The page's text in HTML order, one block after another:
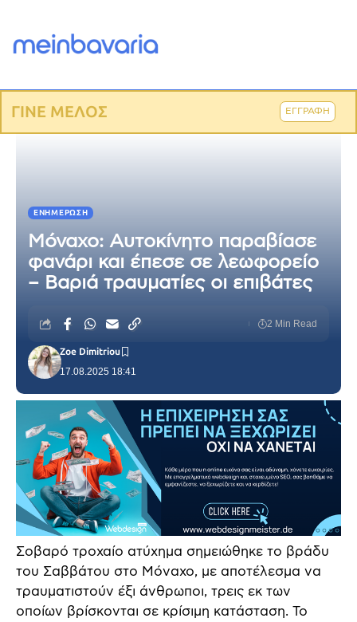
ΓΙΝΕ ΜΕΛΟΣ ΕΓΓΡΑΦΗ
ΕΝΗΜΈΡΩΣΗ
Μόναχο: Αυτοκίνητο παραβίασε
φανάρι και έπεσε σε λεωφορείο
– Βαριά τραυματίες οι επιβάτες
17.08.2025 18:41
Zoe Dimitriou
2 Min Read
Σοβαρό τροχαίο ατύχημα σημειώθηκε το βράδυ
του Σαββάτου στο Μόναχο, με αποτέλεσμα να
τραυματιστούν έξι άνθρωποι, τρεις εκ των
οποίων βρίσκονται σε κρίσιμη κατάσταση. Το